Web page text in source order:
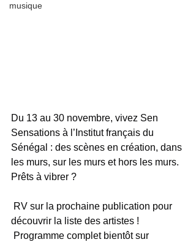
musique
Du 13 au 30 novembre, vivez Sen
Sensations à l’Institut français du
Sénégal : des scènes en création, dans
les murs, sur les murs et hors les murs.
Prêts à vibrer ?
découvrir la liste des artistes !
Programme complet bientôt sur